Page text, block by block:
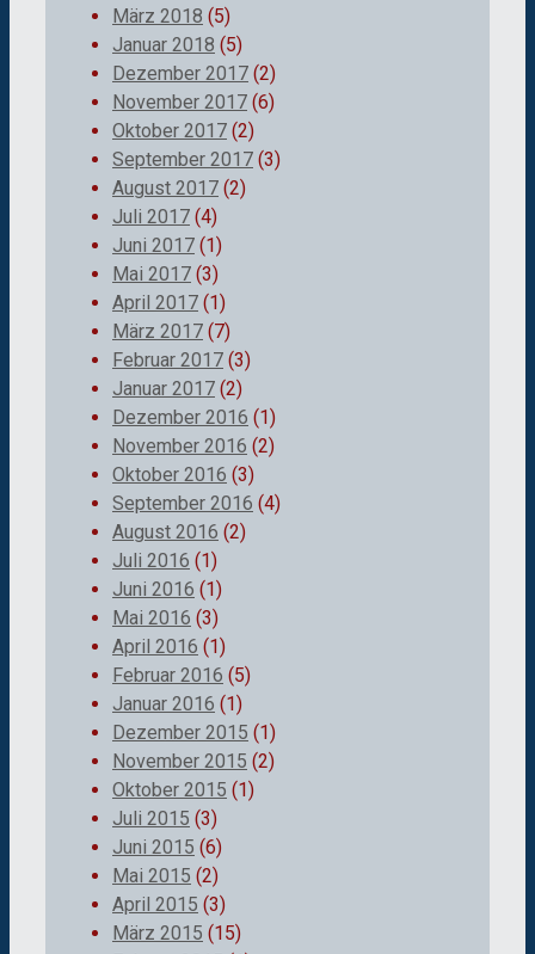
März 2018 (5)
Januar 2018 (5)
Dezember 2017 (2)
November 2017 (6)
Oktober 2017 (2)
September 2017 (3)
August 2017 (2)
Juli 2017 (4)
Juni 2017 (1)
Mai 2017 (3)
April 2017 (1)
März 2017 (7)
Februar 2017 (3)
Januar 2017 (2)
Dezember 2016 (1)
November 2016 (2)
Oktober 2016 (3)
September 2016 (4)
August 2016 (2)
Juli 2016 (1)
Juni 2016 (1)
Mai 2016 (3)
April 2016 (1)
Februar 2016 (5)
Januar 2016 (1)
Dezember 2015 (1)
November 2015 (2)
Oktober 2015 (1)
Juli 2015 (3)
Juni 2015 (6)
Mai 2015 (2)
April 2015 (3)
März 2015 (15)